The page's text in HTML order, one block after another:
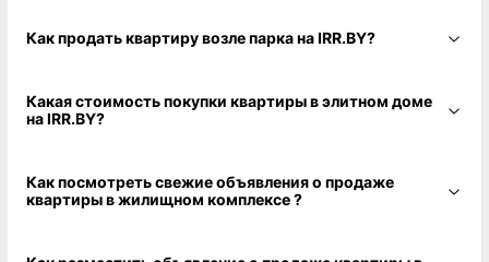
Как продать квартиру возле парка на IRR.BY?
Какая стоимость покупки квартиры в элитном доме
на IRR.BY?
Как посмотреть свежие объявления о продаже
квартиры в жилищном комплексе ?